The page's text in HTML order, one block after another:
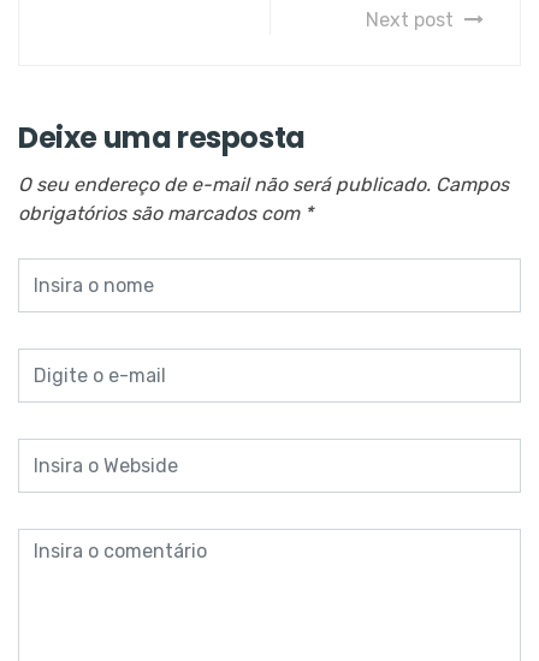
Next post
Deixe uma resposta
O seu endereço de e-mail não será publicado. Campos
obrigatórios são marcados com *